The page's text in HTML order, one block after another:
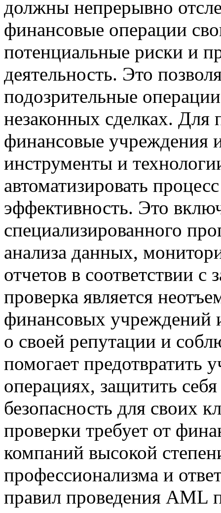
должны непрерывно
финансовые операции
потенциальные риски и
деятельность. Это
подозрительные
незаконных сделках.
финансовые учреждения
инструменты и
автоматизировать
эффективность. Это
специализированного
анализа данных,
отчетов в соответствии
проверка является
финансовых учреждений
о своей репутации и
помогает предотвратить
операциях, защитить
безопасность для своих
проверки требует от
компаний высокой
профессионализма и
правил проведения AML